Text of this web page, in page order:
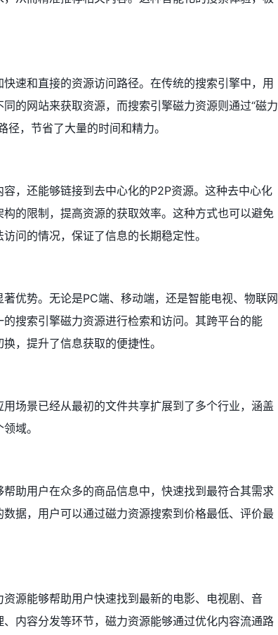
速和直接的资源访问路径。在传统的搜索引擎中，用
的网站来获取资源，而搜索引擎磁力资源则通过“磁力
，节省了大量的时间和精力。
，还能够链接到去中心化的P2P资源。这种去中心化
的限制，提高资源的获取效率。这种方式也可以避免
问的情况，保证了信息的长期稳定性。
优势。无论是PC端、移动端，还是智能电视、物联网
搜索引擎磁力资源进行检索和访问。其跨平台的能
，提升了信息获取的便捷性。
场景已经从最初的文件共享扩展到了多个行业，涵盖
域。
助用户在众多的商品信息中，快速找到最符合其需求
据，用户可以通过磁力资源搜索到价格最低、评价最
源能够帮助用户快速找到最新的电影、电视剧、音
内容分发等环节，磁力资源能够通过优化内容流通路